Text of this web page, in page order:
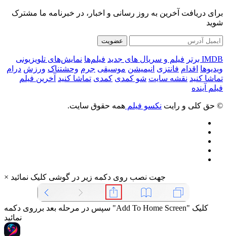
برای دریافت آخرین به روز رسانی و اخبار، در خبرنامه ما مشترک
شوید
عضویت
IMDB برتر فیلم و سریال های جدید فیلم‌ها نمایش‌های تلویزیونی
ویدیوها اقدام فانتزی انیمیشن موسیقی جرم وحشتناک ورزش درام
تماشا کنید نقشه سایت شو کمدی کمدی تماشا کنید آخرین فیلم
فیلم آینده
© حق کلی و رایت نکسو فیلم همه حقوق سایت.
× جهت نصب روی دکمه زیر در گوشی کلیک نمائید
سپس در مرحله بعد برروی دکمه "Add To Home Screen" کلیک
نمائید